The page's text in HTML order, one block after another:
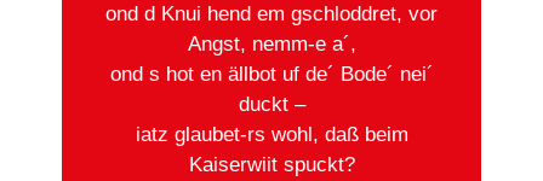
ond d Knui hend em gschloddret, vor
Angst, nemm-e a´,
ond s hot en ällbot uf de´ Bode´ nei´
duckt –
iatz glaubet-rs wohl, daß beim
Kaiserwiit spuckt?